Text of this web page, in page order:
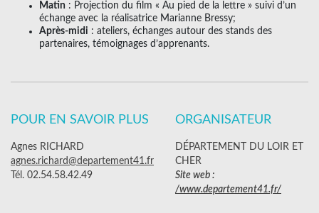
Matin : Projection du film « Au pied de la lettre » suivi d’un
échange avec la réalisatrice Marianne Bressy;
Après-midi : ateliers, échanges autour des stands des
partenaires, témoignages d’apprenants.
POUR EN SAVOIR PLUS
Agnes RICHARD
agnes.richard@departement41.fr
Tél. 02.54.58.42.49
ORGANISATEUR
DÉPARTEMENT DU LOIR ET
CHER
Site web :
/www.departement41.fr/